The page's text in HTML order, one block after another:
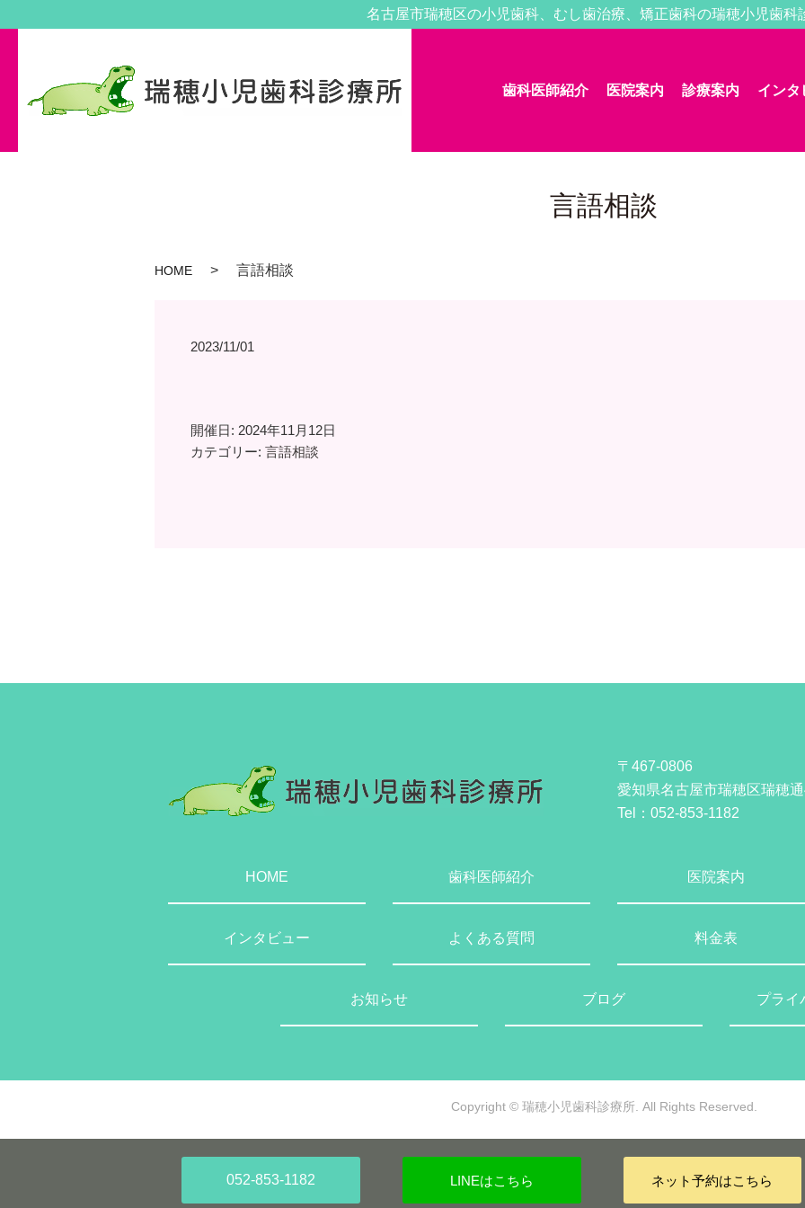
名古屋市瑞穂区の小児歯科、むし歯治療、矯正歯科の瑞穂小児歯科
歯科医師紹介 医院案内 診療案内 インタ
言語相談
HOME 言語相談
2023/11/01
開催日: 2024年11月12日
カテゴリー: 言語相談
052-853-1182 LINEはこちら ネット予約はこちら
〒467-0806
愛知県名古屋市瑞穂区瑞穂
Tel： 052-853-1182
HOME 歯科医師紹介 医院案内
インタビュー よくある質問 料金表
お知らせ ブログ プライ
Copyright © 瑞穂小児歯科診療所. All Rights Reserved.